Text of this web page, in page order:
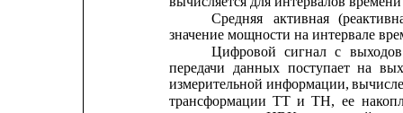
Средняя
активная
значение мощности на интервале
Цифровой сигнал с
выходов
передачи
данных поступает на
измерительной информации,
трансформации ТТ и ТН, ее